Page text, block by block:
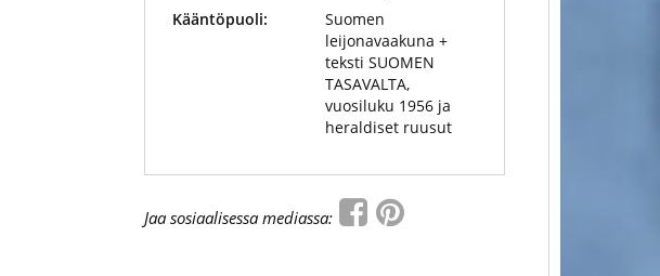
Kääntöpuoli:
Suomen
leijonavaakuna +
teksti SUOMEN
TASAVALTA,
vuosiluku 1956 ja
heraldiset ruusut
Jaa sosiaalisessa mediassa: